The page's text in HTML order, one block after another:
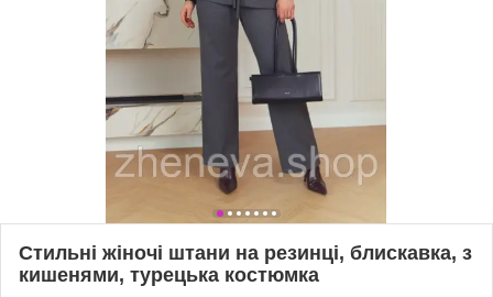
Стильні жіночі штани на резинці, блискавка, з
кишенями, турецька костюмка